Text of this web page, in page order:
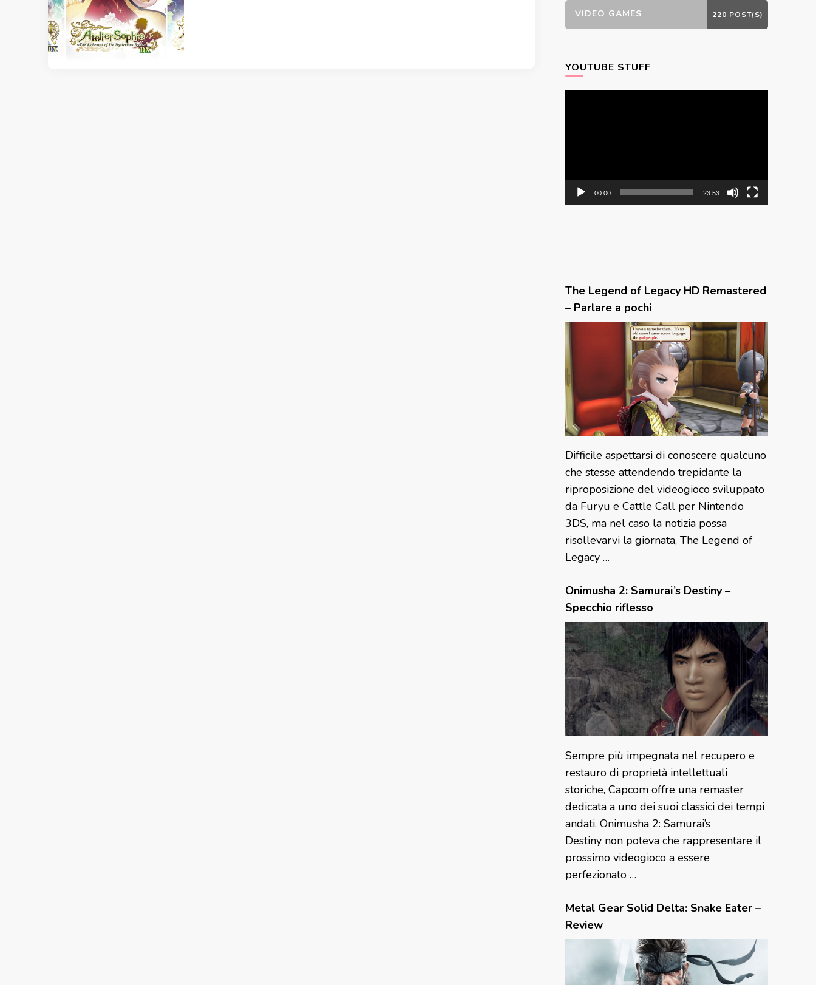
VIDEO GAMES 220 POST(S)
YOUTUBE STUFF
00:00 23:53
The Legend of Legacy HD Remastered
– Parlare a pochi
Difficile aspettarsi di conoscere qualcuno
che stesse attendendo trepidante la
riproposizione del videogioco sviluppato
da Furyu e Cattle Call per Nintendo
3DS, ma nel caso la notizia possa
risollevarvi la giornata, The Legend of
Legacy …
Onimusha 2: Samurai’s Destiny –
Specchio riflesso
Sempre più impegnata nel recupero e
restauro di proprietà intellettuali
storiche, Capcom offre una remaster
dedicata a uno dei suoi classici dei tempi
andati. Onimusha 2: Samurai’s
Destiny non poteva che rappresentare il
prossimo videogioco a essere
perfezionato …
Metal Gear Solid Delta: Snake Eater –
Review